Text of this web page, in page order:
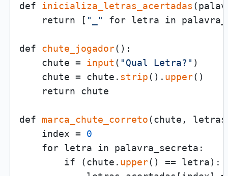
def inicializa_letras_acertadas
    return [
"_" for letra in
def chute_jogador():
    chute =
input ( "Qual Letra?" )
    chute = chute.
strip(). upper()
    return chute
def marca_chute_correto(chute,
    index =
0
    for letra in palavra_secreta:
        if (chute.
upper() == letra):